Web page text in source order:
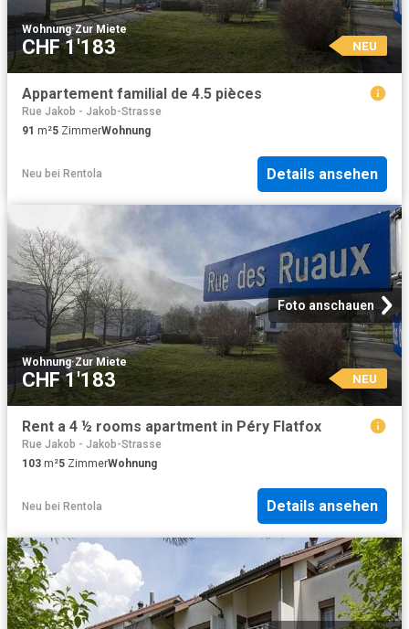
Wohnung·Zur Miete
CHF 1'183 NEU
Appartement familial de 4.5 pièces
Rue Jakob - Jakob-Strasse
91 m²5 ZimmerWohnung
Neu bei Rentola Details ansehen
Foto anschauen
Wohnung·Zur Miete
CHF 1'183 NEU
Rent a 4 ½ rooms apartment in Péry Flatfox
Rue Jakob - Jakob-Strasse
103 m²5 ZimmerWohnung
Neu bei Rentola Details ansehen